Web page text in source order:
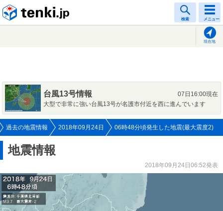
検索 メニュー
現在地
台風13号情報
07日16:00現在
大型で非常に強い台風13号が名護市付近を西に進んでいます
過去の地震情報 2018年09月24日 06時48分頃発生した地震(最大震度2)
地震情報
2018年09月24日06:52発表